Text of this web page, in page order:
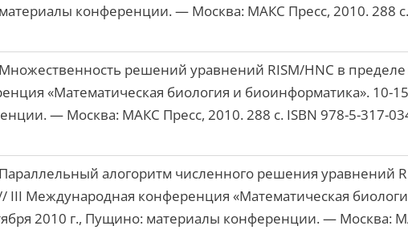
конференции. — Москва: МАКС Пресс, 2010. 288
Множественность решений уравнений RISM/HNC в
«Математическая биология и биоинформатика». 10-15
— Москва: МАКС Пресс, 2010. 288 c. ISBN 978-5-317-
Параллельный алогоритм численного решения уравнений
III Международная конференция «Математическая
2010 г., Пущино: материалы конференции. — Москва: